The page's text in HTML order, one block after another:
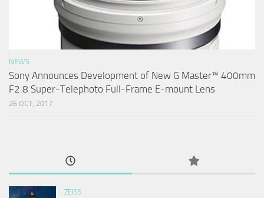
NEWS
Sony Announces Development of New G Master™ 400mm
F2.8 Super-Telephoto Full-Frame E-mount Lens
26 OCT, 2017
ZEISS